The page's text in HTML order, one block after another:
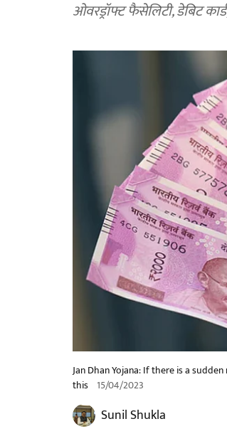
ओवरड्रॉफ्ट फैसेलिटी, डेबिट
Jan Dhan Yojana: If there is a
this 15/04/2023
Sunil Shukla